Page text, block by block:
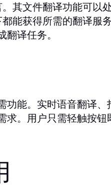
其文件翻译功能可以
能获得所需的翻译服
译任务。
功能。实时语音翻译
求。用户只需轻触按